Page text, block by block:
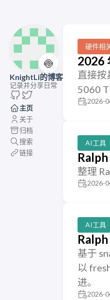
🍥
KnightLi的博客
记录并分享日常
主页
关于
归档
搜索
链接
硬件相
2026
直接按
5060
2026-
AI工具
整理
2026-
AI工具
基于
以
进。
2026-